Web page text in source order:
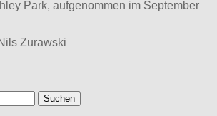
Park, aufgenommen im September
Zurawski